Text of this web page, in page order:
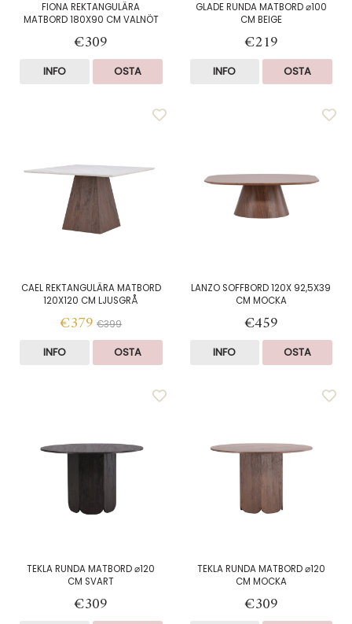
FIONA REKTANGULÄRA
MATBORD 180X90 CM VALNÖT
€309
INFO OSTA
GLADE RUNDA MATBORD ⌀100
CM BEIGE
€219
INFO OSTA
CAEL REKTANGULÄRA MATBORD
120X120 CM LJUSGRÅ
€379 €399
INFO OSTA
LANZO SOFFBORD 120X 92,5X39
CM MOCKA
€459
INFO OSTA
TEKLA RUNDA MATBORD ⌀120
CM SVART
€309
TEKLA RUNDA MATBORD ⌀120
CM MOCKA
€309